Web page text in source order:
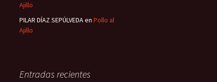
Ajillo
PILAR DÍAZ SEPÚLVEDAen Pollo al
Ajillo
Entradas recientes